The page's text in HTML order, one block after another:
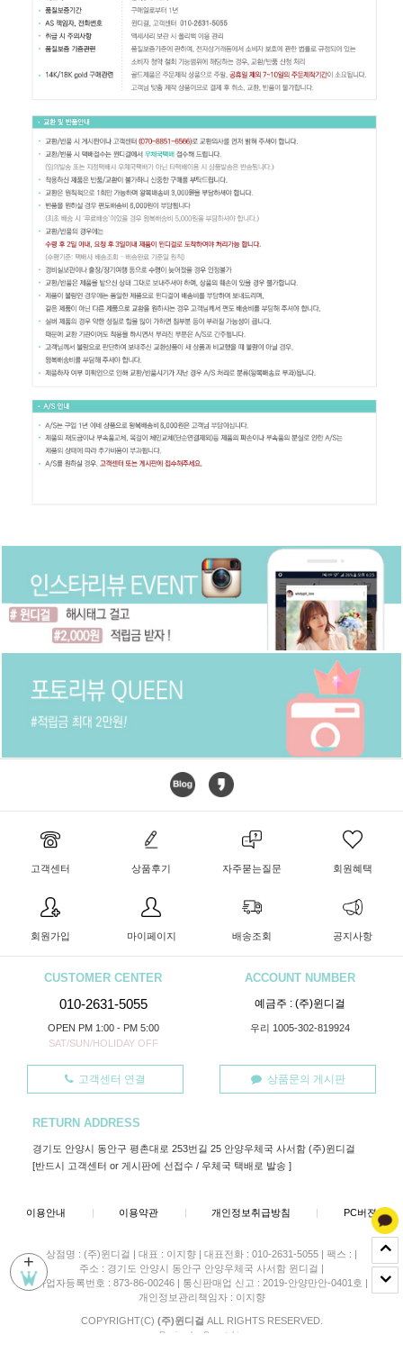
+
고객센터 상품후기 자주묻는질문 회원혜택
회원가입 마이페이지 배송조회 공지사항
CUSTOMER CENTER
010-2631-5055
OPEN PM 1:00 - PM 5:00
SAT/SUN/HOLIDAY OFF
ACCOUNT NUMBER
예금주 : (주)윈디걸
우리 1005-302-819924
고객센터 연결 상품문의 게시판
RETURN ADDRESS
경기도 안양시 동안구 평촌대로 253번길 25 안양우체국 사서함 (주)윈디걸
[반드시 고객센터 or 게시판에 선접수 / 우체국 택배로 발송 ]
이용안내 | 이용약관 | 개인정보취급방침 | PC버젼
상점명 : (주)윈디걸 | 대표 : 이지향 | 대표전화 : 010-2631-5055 | 팩스 : |
주소 : 경기도 안양시 동안구 안양우체국 사서함 윈디걸 |
사업자등록번호 : 873-86-00246 | 통신판매업 신고 : 2019-안양만안-0401호 |
개인정보관리책임자 : 이지향
COPYRIGHT(C) (주)윈디걸 ALL RIGHTS RESERVED.